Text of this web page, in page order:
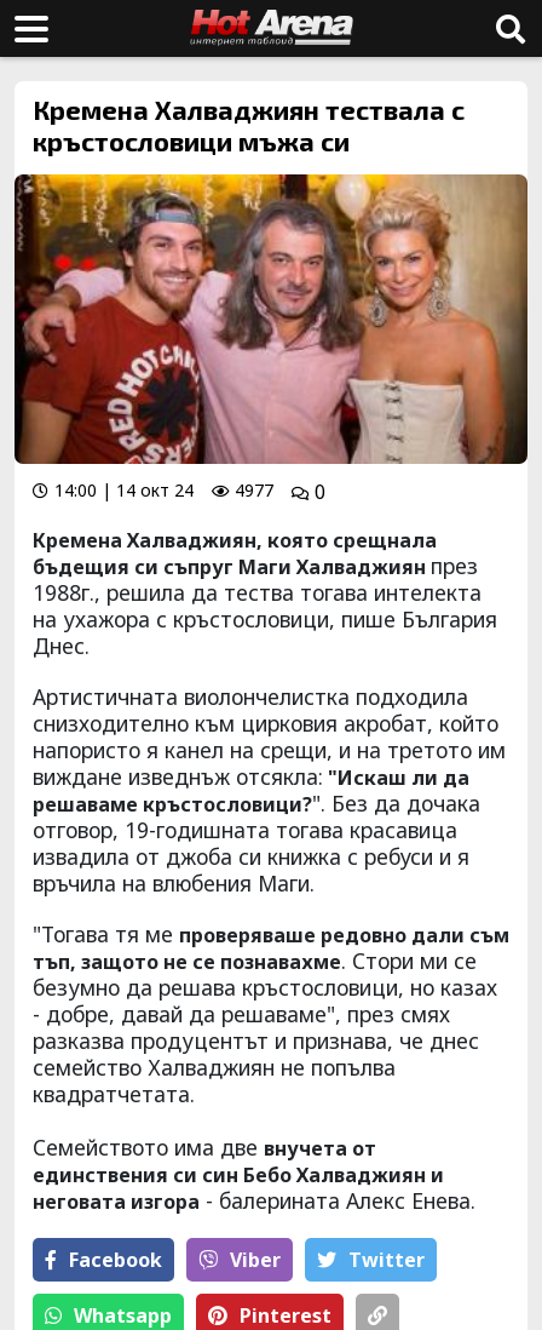
Кремена Халваджиян тествала с
кръстословици мъжа си
14:00 | 14 окт 24 4977
0
Кремена Халваджиян, която срещнала
бъдещия си съпруг Маги Халваджиян през
1988г., решила да тества тогава интелекта
на ухажора с кръстословици, пише България
Днес.
Артистичната виолончелистка подходила
снизходително към цирковия акробат, който
напористо я канел на срещи, и на третото им
виждане изведнъж отсякла: "Искаш ли да
решаваме кръстословици?". Без да дочака
отговор, 19-годишната тогава красавица
извадила от джоба си книжка с ребуси и я
връчила на влюбения Маги.
"Тогава тя ме проверяваше редовно дали съм
тъп, защото не се познавахме. Стори ми се
безумно да решава кръстословици, но казах
- добре, давай да решаваме", през смях
разказва продуцентът и признава, че днес
семейство Халваджиян не попълва
квадратчетата.
Семейството има две внучета от
единствения си син Бебо Халваджиян и
неговата изгора - балерината Алекс Енева.
Facebook Viber Тwitter
Whatsapp Pinterest